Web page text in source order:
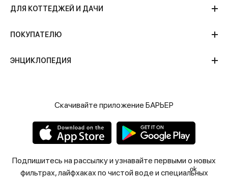
ЧИТАТЬ
ДЛЯ КОТТЕДЖЕЙ И ДАЧИ
ПОКУПАТЕЛЮ
ЭНЦИКЛОПЕДИЯ
Скачивайте приложение БАРЬЕР
Подпишитесь на рассылку и узнавайте первыми о новых
фильтрах, лайфхаках по чистой воде и специальных
ok